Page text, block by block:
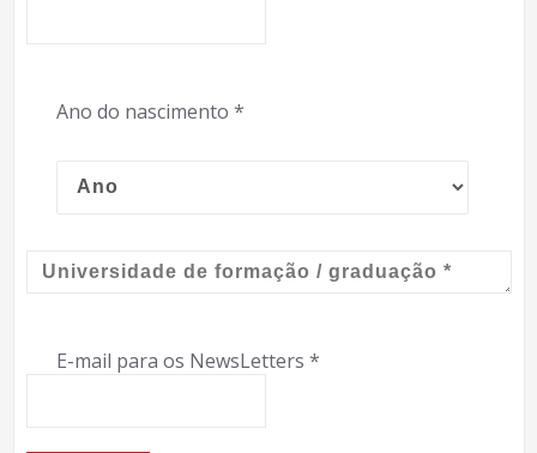
Ano do nascimento *
E-mail para os NewsLetters *